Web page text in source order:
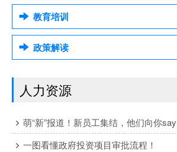
党群工作
精品工程
相山文化
联系我们
教育培训
政策解读
人力资源
萌“新”报道！新员工集结，他们向你say
一图看懂政府投资项目审批流程！